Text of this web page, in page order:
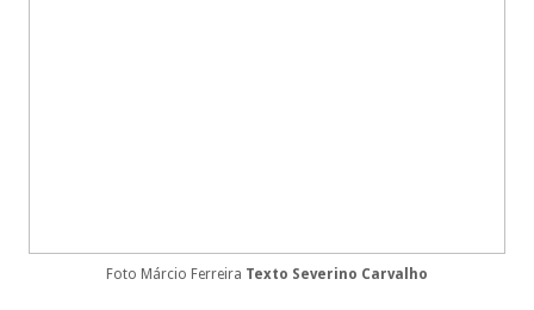
Foto Márcio Ferreira Texto Severino Carvalho